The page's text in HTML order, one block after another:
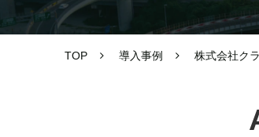
TOP 導入事例 株式会社ク